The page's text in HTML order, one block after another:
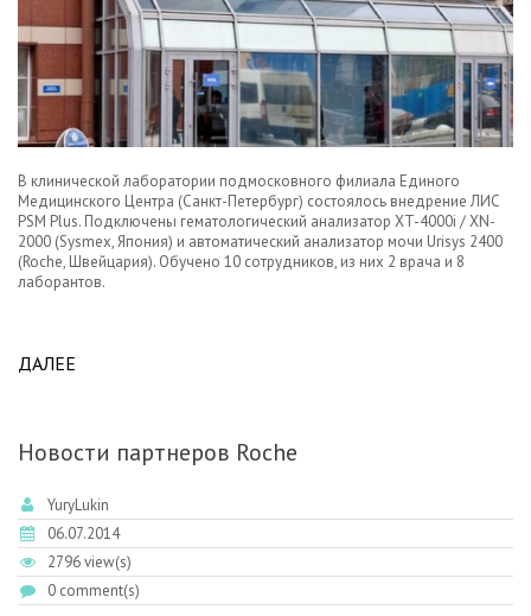
В клинической лаборатории подмосковного филиала Единого
Медицинского Центра (Санкт-Петербург) состоялось внедрение ЛИС
PSM Plus. Подключены гематологический анализатор XT-4000i / XN-
2000 (Sysmex, Япония) и автоматический анализатор мочи Urisys 2400
(Roche, Швейцария). Обучено 10 сотрудников, из них 2 врача и 8
лаборантов.
ДАЛЕЕ
Новости партнеров Roche
YuryLukin
06.07.2014
2796 view(s)
0 comment(s)